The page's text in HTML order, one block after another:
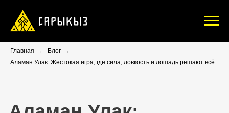
Главная → Блог →
Аламан Улак: Жестокая игра, где сила, ловкость и лошадь решают всё